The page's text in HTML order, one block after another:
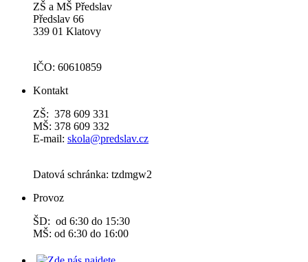
ZŠ a MŠ Předslav
Předslav 66
339 01 Klatovy
IČO: 60610859
Kontakt
ZŠ: 378 609 331
MŠ: 378 609 332
E-mail: skola@predslav.cz
Datová schránka: tzdmgw2
Provoz
ŠD: od 6:30 do 15:30
MŠ: od 6:30 do 16:00